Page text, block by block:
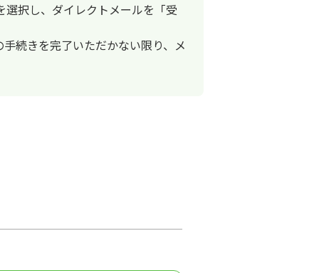
択し、ダイレクトメールを「受
続きを完了いただかない限り、メ